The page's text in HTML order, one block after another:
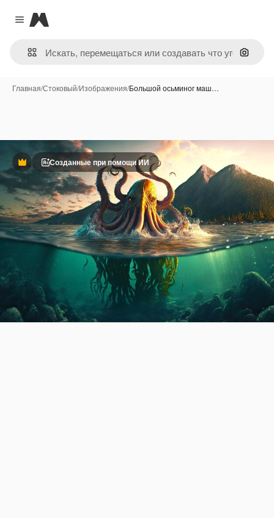
Close menu
Magnific
Поиск
Главная/Стоковый/Изображения/Большой осьминог маш…
ПремиумСозданные при помощи ИИ